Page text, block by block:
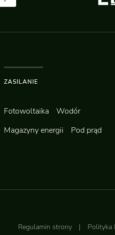
ZASILANIE
Fotowoltaika
Wodór
Magazyny energii
Pod prąd
Regulamin strony | Polityka